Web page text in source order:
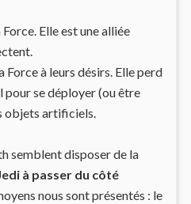
Elle est une alliée
Force à leurs désirs. Elle perd
pour se déployer (ou être
objets artificiels.
semblent disposer de la
à passer du côté
nous sont présentés : le